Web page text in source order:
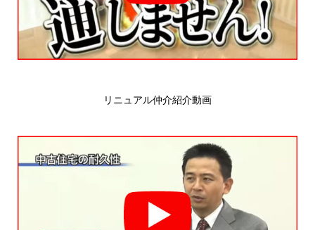
リニュアル仲介紹介動画